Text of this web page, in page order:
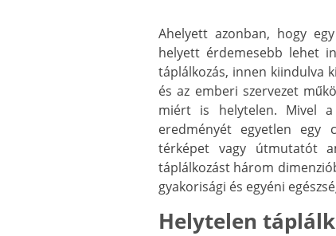
Ahelyett azonban, hogy
helyett érdemesebb lehet
táplálkozás, innen kiindulva
és az emberi szervezet
miért is helytelen. Mivel
eredményét egyetlen egy
térképet vagy útmutatót
táplálkozást három
gyakorisági és egyéni
Helytelen